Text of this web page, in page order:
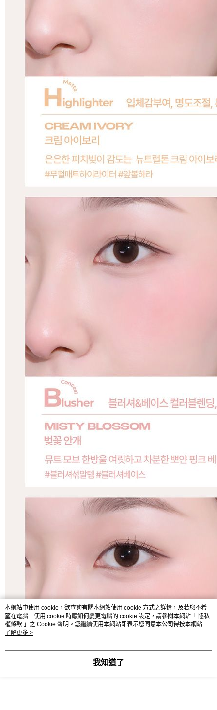
本網站中使用 cookie，欲查詢有關本網站使用 cookie 方式之詳情，及若您不希
望在電腦上使用 cookie 時應如何變更電腦的 cookie 設定，請參閱本網站「 隱私
權條款 」之 Cookie 聲明。您繼續使用本網站即表示您同意本公司得按本網站使
用條款之 Cookie 聲明使用 cookie。
了解更多 >
我知道了